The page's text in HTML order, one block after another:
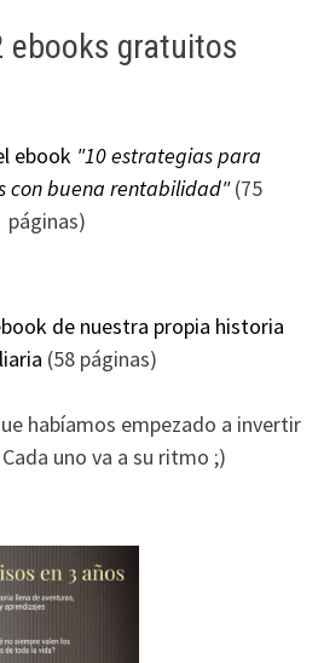
ebooks gratuitos
ebook "10 estrategias para
con buena rentabilidad"(75
páginas)
de nuestra propia historia
(58 páginas)
habíamos empezado a invertir
uno va a su ritmo ;)